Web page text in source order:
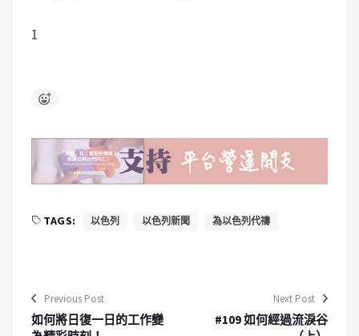
1
TAGS: 以色列 以色列新聞 為以色列代禱
Previous Post
​​​​​​​如何將日復一日的工作變
Next Post
#109 如何經過流淚谷